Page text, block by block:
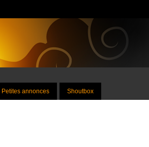
Petites annonces Shoutbox